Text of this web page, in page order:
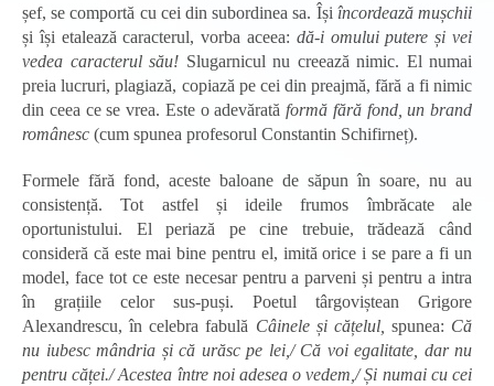
șef, se comportă cu cei din subordinea sa. Își încordează mușchii
și își etalează caracterul, vorba aceea: dă-i omului putere și vei
vedea caracterul său! Slugarnicul nu creează nimic. El numai
preia lucruri, plagiază, copiază pe cei din preajmă, fără a fi nimic
din ceea ce se vrea. Este o adevărată formă fără fond, un brand
românesc (cum spunea profesorul Constantin Schifirneț).
Formele fără fond, aceste baloane de săpun în soare, nu au
consistență. Tot astfel și ideile frumos îmbrăcate ale
oportunistului. El periază pe cine trebuie, trădează când
consideră că este mai bine pentru el, imită orice i se pare a fi un
model, face tot ce este necesar pentru a parveni și pentru a intra
în grațiile celor sus-puși. Poetul târgoviștean Grigore
Alexandrescu, în celebra fabulă Câinele și cățelul, spunea: Că
nu iubesc mândria și că urăsc pe lei,/ Că voi egalitate, dar nu
pentru căței./ Acestea între noi adesea o vedem,/ Și numai cu cei